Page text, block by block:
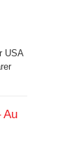
USA
Au